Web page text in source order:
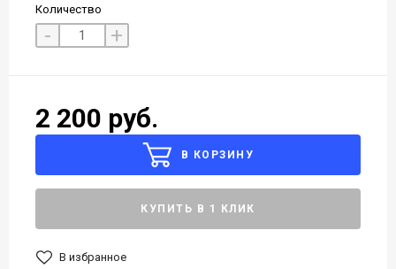
Количество
- +
2 200 руб.
В КОРЗИНУ
КУПИТЬ В 1 КЛИК
В избранное